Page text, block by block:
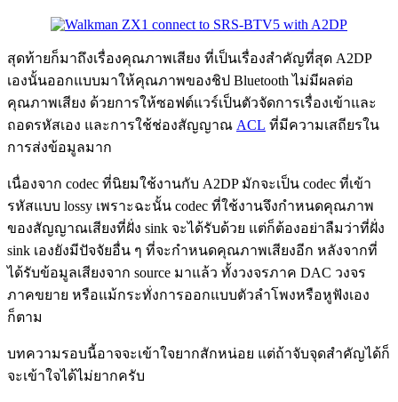
สุดท้ายก็มาถึงเรื่องคุณภาพเสียง ที่เป็นเรื่องสำคัญที่สุด A2DP
เองนั้นออกแบบมาให้คุณภาพของชิป Bluetooth ไม่มีผลต่อ
คุณภาพเสียง ด้วยการให้ซอฟต์แวร์เป็นตัวจัดการเรื่องเข้าและ
ถอดรหัสเอง และการใช้ช่องสัญญาณ ACL ที่มีความเสถียรใน
การส่งข้อมูลมาก
เนื่องจาก codec ที่นิยมใช้งานกับ A2DP มักจะเป็น codec ที่เข้า
รหัสแบบ lossy เพราะฉะนั้น codec ที่ใช้งานจึงกำหนดคุณภาพ
ของสัญญาณเสียงที่ฝั่ง sink จะได้รับด้วย แต่ก็ต้องอย่าลืมว่าที่ฝั่ง
sink เองยังมีปัจจัยอื่น ๆ ที่จะกำหนดคุณภาพเสียงอีก หลังจากที่
ได้รับข้อมูลเสียงจาก source มาแล้ว ทั้งวงจรภาค DAC วงจร
ภาคขยาย หรือแม้กระทั่งการออกแบบตัวลำโพงหรือหูฟังเอง
ก็ตาม
บทความรอบนี้อาจจะเข้าใจยากสักหน่อย แต่ถ้าจับจุดสำคัญได้ก็
จะเข้าใจได้ไม่ยากครับ